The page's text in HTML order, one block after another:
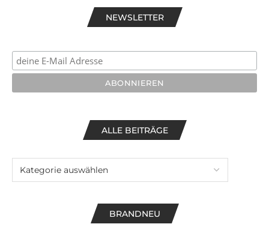
NEWSLETTER
ALLE BEITRÄGE
BRANDNEU